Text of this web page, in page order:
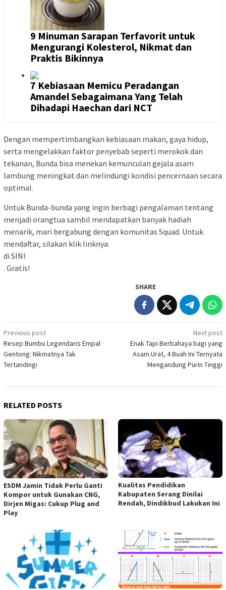
9 Minuman Sarapan Terfavorit untuk
Mengurangi Kolesterol, Nikmat dan
Praktis Bikinnya
7 Kebiasaan Memicu Peradangan
Amandel Sebagaimana Yang Telah
Dihadapi Haechan dari NCT
Dengan mempertimbangkan kebiasaan makan, gaya hidup,
serta mengelakkan faktor penyebab seperti merokok dan
tekanan, Bunda bisa menekan kemunculan gejala asam
lambung meningkat dan melindungi kondisi pencernaan secara
optimal.
Untuk Bunda-bunda yang ingin berbagi pengalaman tentang
menjadi orangtua sambil mendapatkan banyak hadiah
menarik, mari bergabung dengan komunitas Squad. Untuk
mendaftar, silakan klik linknya.
di SINI
. Gratis!
SHARE
Post
navigation
Previous post
Resep Bumbu Legendaris Empal
Gentong: Nikmatnya Tak
Tertandingi
Next post
Enak Tapi Berbahaya bagi yang
Asam Urat, 4 Buah Ini Ternyata
Mengandung Purin Tinggi
RELATED POSTS
ESDM Jamin Tidak Perlu Ganti
Kompor untuk Gunakan CNG,
Dirjen Migas: Cukup Plug and
Play
Kualitas Pendidikan
Kabupaten Serang Dinilai
Rendah, Dindikbud Lakukan Ini